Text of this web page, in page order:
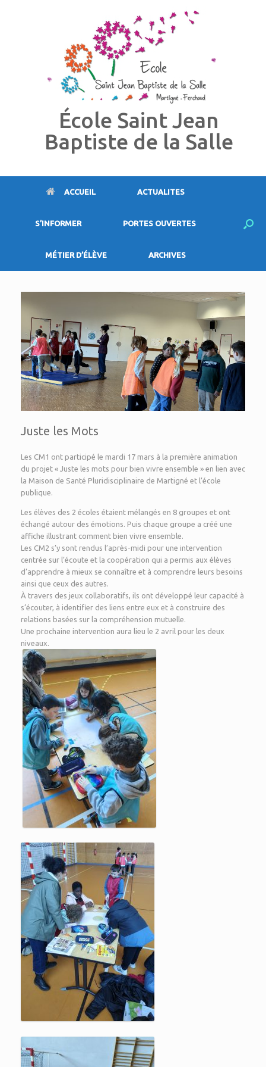
École Saint Jean
Baptiste de la Salle
ACCUEIL ACTUALITES
S’INFORMER PORTES OUVERTES
MÉTIER D’ÉLÈVE ARCHIVES
Juste les Mots
Les CM1 ont participé le mardi 17 mars à la première animation
du projet « Juste les mots pour bien vivre ensemble » en lien avec
la Maison de Santé Pluridisciplinaire de Martigné et l’école
publique.
Les élèves des 2 écoles étaient mélangés en 8 groupes et ont
échangé autour des émotions. Puis chaque groupe a créé une
affiche illustrant comment bien vivre ensemble.
Les CM2 s’y sont rendus l’après-midi pour une intervention
centrée sur l’écoute et la coopération qui a permis aux élèves
d’apprendre à mieux se connaître et à comprendre leurs besoins
ainsi que ceux des autres.
À travers des jeux collaboratifs, ils ont développé leur capacité à
s’écouter, à identifier des liens entre eux et à construire des
relations basées sur la compréhension mutuelle.
Une prochaine intervention aura lieu le 2 avril pour les deux
niveaux.